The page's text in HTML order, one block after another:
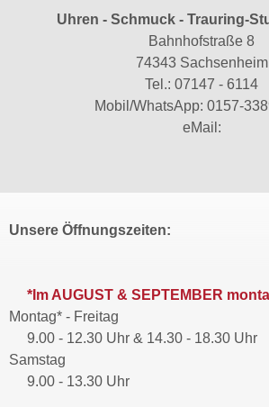
Uhren - Schmuck - Trauring-
Bahnhofstraße 8
74343 Sachsenheim
Tel.: 07147 - 6114
Mobil/WhatsApp: 0157-
eMail:
Unsere Öffnungszeiten:
*Im AUGUST & SEPTEMBER
Montag* - Freitag
9.00 - 12.30 Uhr & 14.30 - 18.30 Uhr
Samstag
9.00 - 13.30 Uhr